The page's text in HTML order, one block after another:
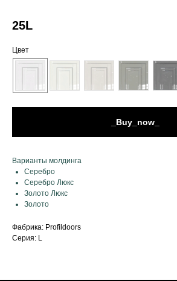
25L
Цвет
_Buy_now_
Варианты молдинга
Серебро
Серебро Люкс
Золото Люкс
Золото
Фабрика: Profildoors
Серия: L